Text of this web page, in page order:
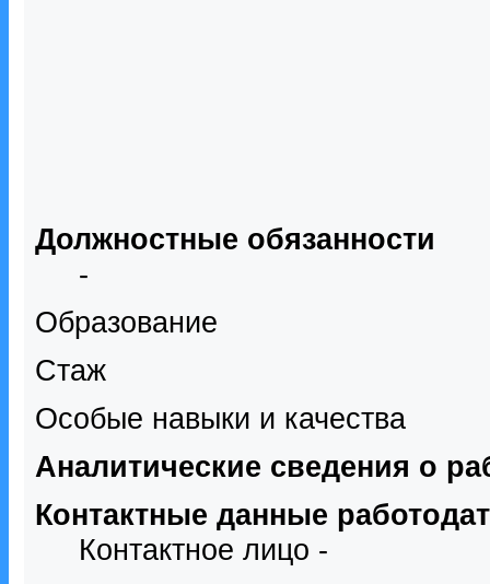
Должностные обязанности
-
Образование
Стаж
Особые навыки и качества
Аналитические сведения о
Контактные данные
Контактное лицо -